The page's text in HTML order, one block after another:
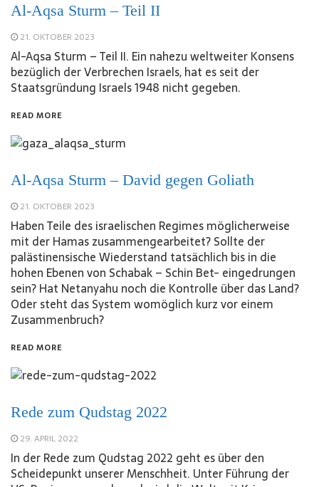
Al-Aqsa Sturm – Teil II
21. OKTOBER 2023
Al-Aqsa Sturm – Teil II. Ein nahezu weltweiter Konsens
bezüglich der Verbrechen Israels, hat es seit der
Staatsgründung Israels 1948 nicht gegeben.
READ MORE
Al-Aqsa Sturm – David gegen Goliath
21. OKTOBER 2023
Haben Teile des israelischen Regimes möglicherweise
mit der Hamas zusammengearbeitet? Sollte der
palästinensische Wiederstand tatsächlich bis in die
hohen Ebenen von Schabak – Schin Bet- eingedrungen
sein? Hat Netanyahu noch die Kontrolle über das Land?
Oder steht das System womöglich kurz vor einem
Zusammenbruch?
READ MORE
Rede zum Qudstag 2022
29. APRIL 2022
In der Rede zum Qudstag 2022 geht es über den
Scheidepunkt unserer Menschheit. Unter Führung der